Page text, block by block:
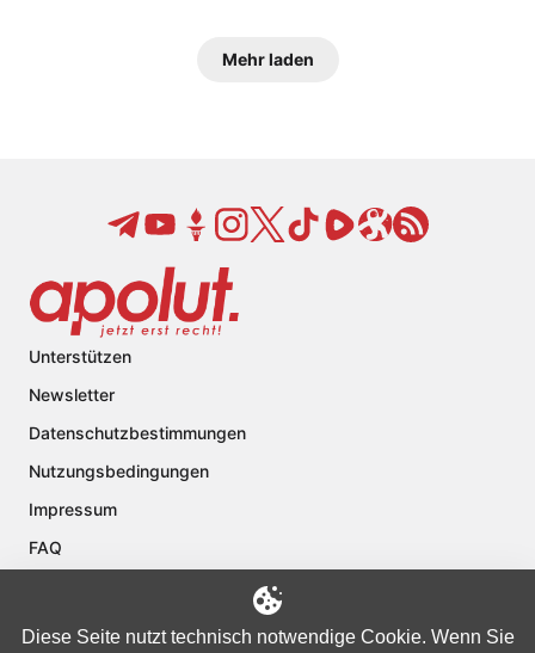
Mehr laden
Unterstützen
Newsletter
Datenschutzbestimmungen
Nutzungsbedingungen
Impressum
FAQ
Diese Seite nutzt technisch notwendige Cookie. Wenn Sie